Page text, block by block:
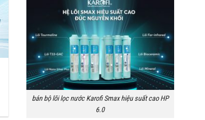
bán bộ lõi lọc nước Karofi Smax hiệu suất cao HP
6.0